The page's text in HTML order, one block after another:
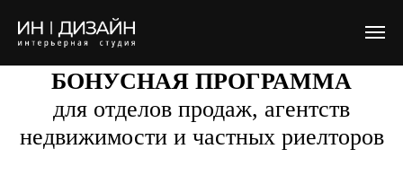
БОНУСНАЯ ПРОГРАММА
для отделов продаж, агентств
недвижимости и частных риелторов